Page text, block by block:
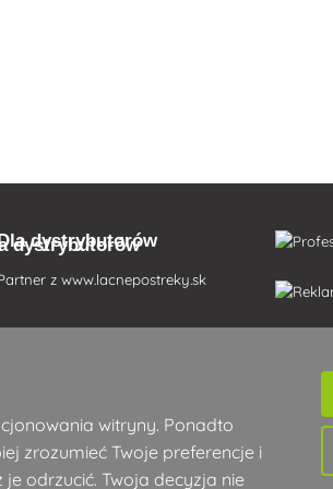
Dla dystrybutorów
zwww.lacnepostreky.sk
witryny. Ponadto
zrozumieć Twoje preferencje i
odrzucić. Twoja decyzja nie